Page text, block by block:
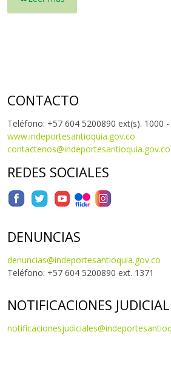
CONTACTO
Teléfono: +57 604 5200890 ext(s). 1000 -
www.indeportesantioquia.gov.co
contactenos@indeportesantioquia.gov.co
REDES SOCIALES
DENUNCIAS
denuncias@indeportesantioquia.gov.co
Teléfono: +57 604 5200890 ext. 1371
NOTIFICACIONES